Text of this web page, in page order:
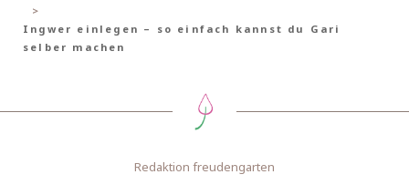
Ingwer einlegen – so einfach kannst du Gari
selber machen
Redaktion freudengarten